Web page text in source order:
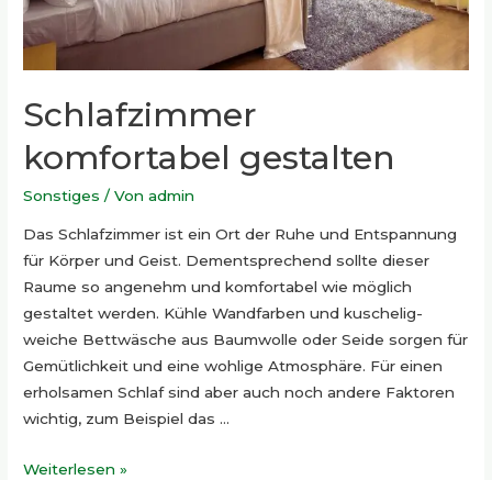
Schlafzimmer
komfortabel gestalten
Sonstiges / Vonadmin
Das Schlafzimmer ist ein Ort der Ruhe und Entspannung
für Körper und Geist. Dementsprechend sollte dieser
Raume so angenehm und komfortabel wie möglich
gestaltet werden. Kühle Wandfarben und kuschelig-
weiche Bettwäsche aus Baumwolle oder Seide sorgen für
Gemütlichkeit und eine wohlige Atmosphäre. Für einen
erholsamen Schlaf sind aber auch noch andere Faktoren
wichtig, zum Beispiel das …
Schlafzimmer
Weiterlesen »